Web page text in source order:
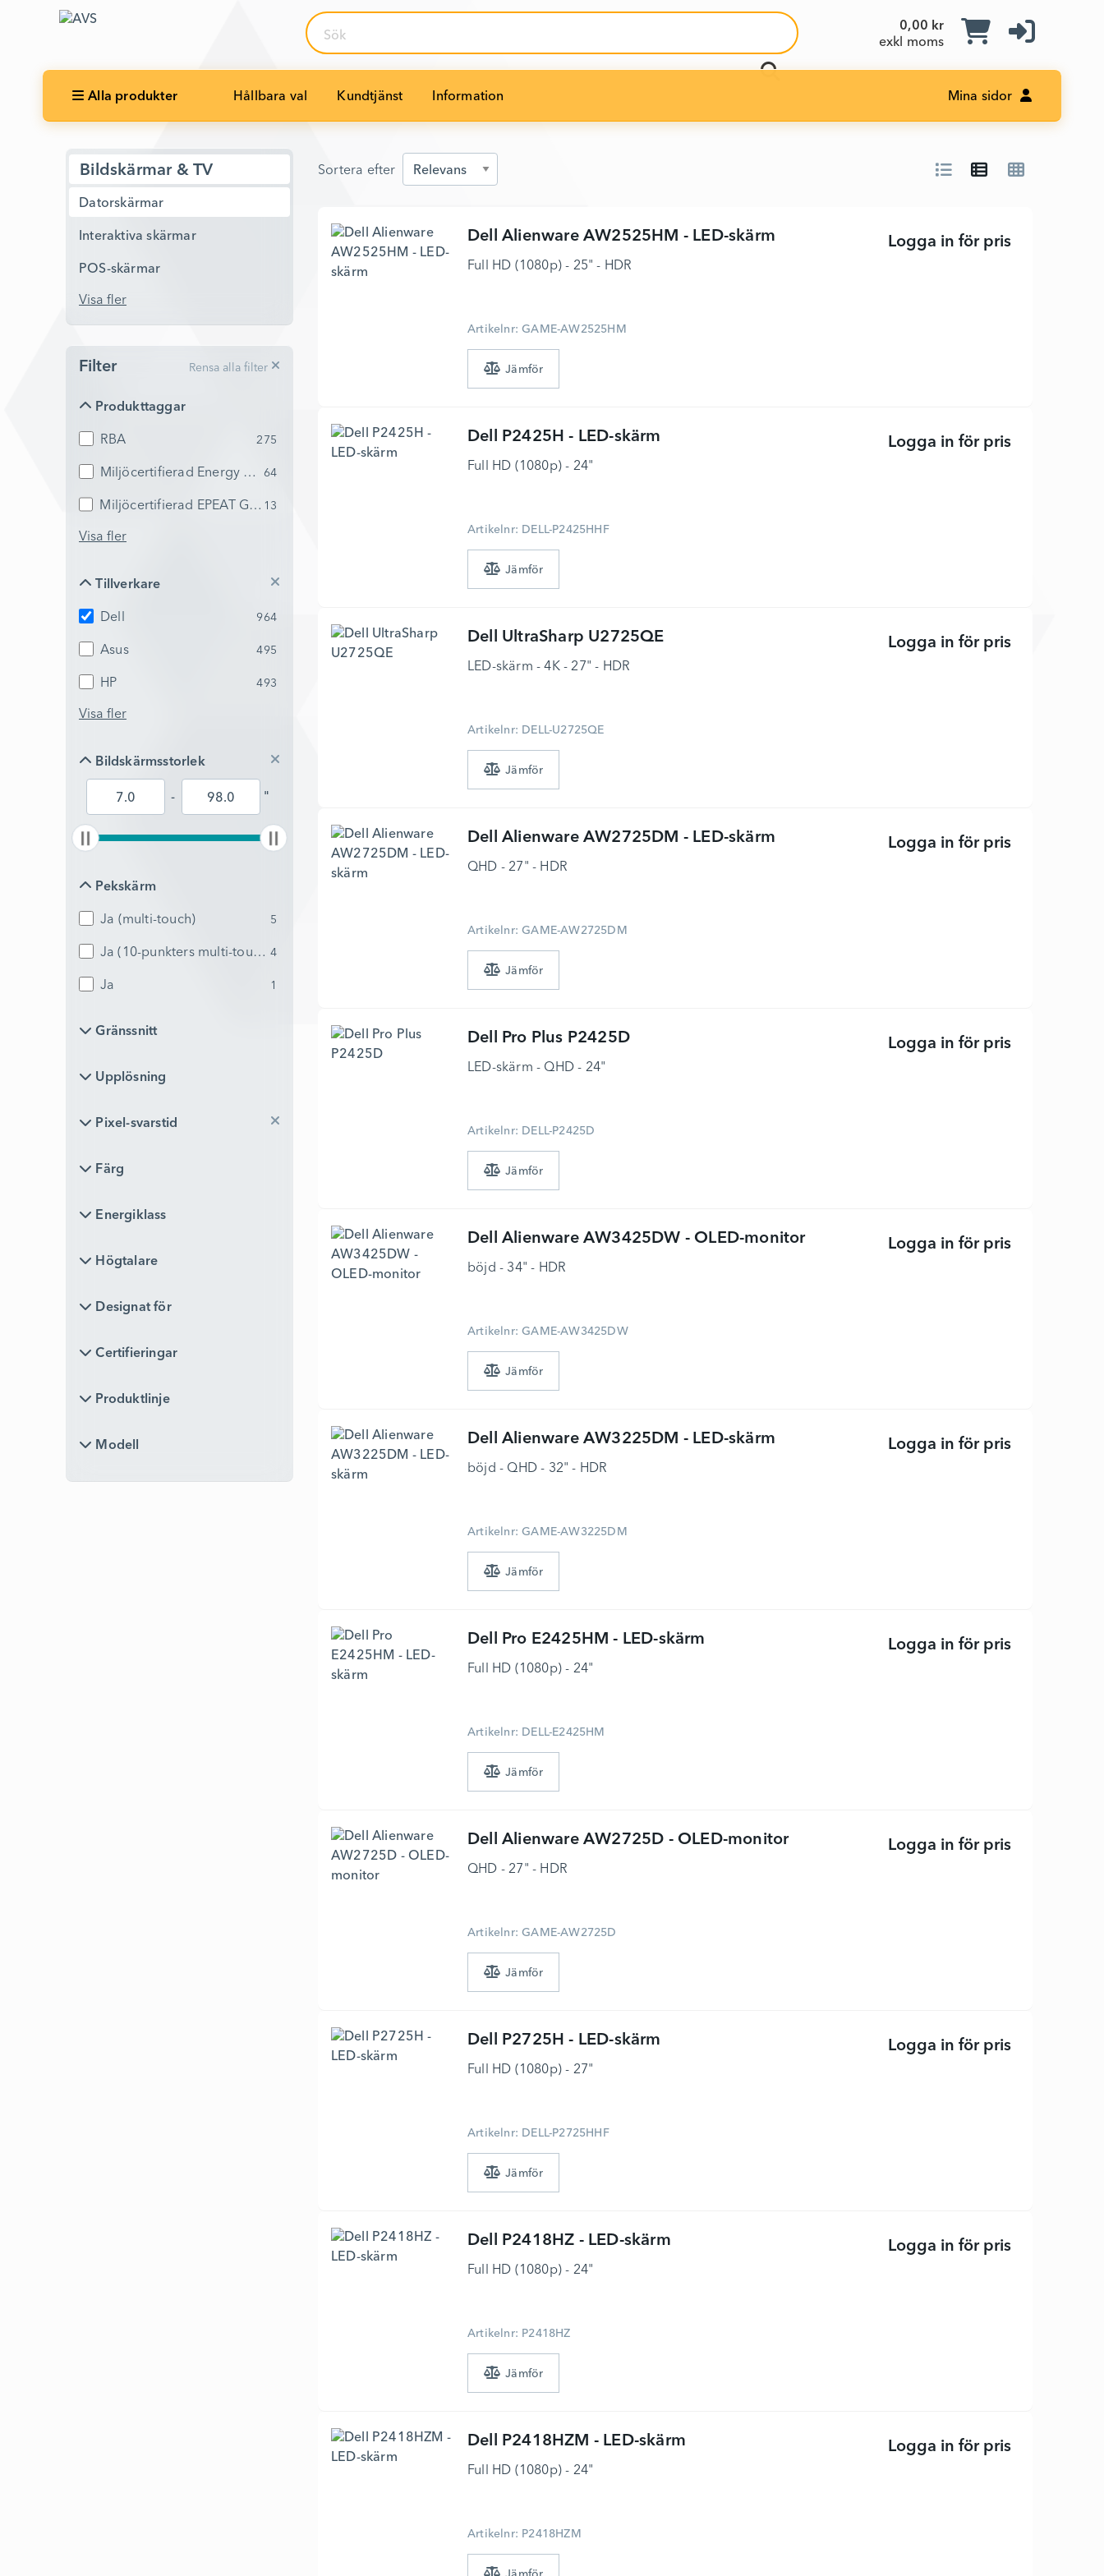
0,00 kr
exkl moms
Sök
Alla produkter Hållbara val Kundtjänst Information Mina sidor
Bildskärmar & TV
Datorskärmar
Interaktiva skärmar
POS-skärmar
Visa fler
Filter Rensa alla filter
Produkttaggar
Produkttaggar
RBA 275
Miljöcertifierad Energy Star64
Miljöcertifierad EPEAT Gold13
Visa fler
Tillverkare
Tillverkare
Dell 964
Asus 495
HP 493
Visa fler
Bildskärmsstorlek
Bildskärmsstorlek
- "
Pekskärm
Pekskärm
Ja (multi-touch) 5
Ja (10-punkters multi-touch)4
Ja 1
Gränssnitt
Gränssnitt
Upplösning
Upplösning
Pixel-svarstid
Pixel-svarstid
Färg
Energiklass
Energiklass
Högtalare
Högtalare
Designat för
Designat för
Certifieringar
Certifieringar
Produktlinje
Produktlinje
Modell
Modell
Sortera efter
Sortera efter
Dell Alienware AW2525HM - LED-skärm
Full HD (1080p) - 25" - HDR
Artikelnr: GAME-AW2525HM
Logga in för pris
Dell P2425H - LED-skärm
Full HD (1080p) - 24"
Artikelnr: DELL-P2425HHF
Logga in för pris
Dell UltraSharp U2725QE
LED-skärm - 4K - 27" - HDR
Artikelnr: DELL-U2725QE
Logga in för pris
Dell Alienware AW2725DM - LED-skärm
QHD - 27" - HDR
Artikelnr: GAME-AW2725DM
Logga in för pris
Dell Pro Plus P2425D
LED-skärm - QHD - 24"
Artikelnr: DELL-P2425D
Logga in för pris
Dell Alienware AW3425DW - OLED-monitor
böjd - 34" - HDR
Artikelnr: GAME-AW3425DW
Logga in för pris
Dell Alienware AW3225DM - LED-skärm
böjd - QHD - 32" - HDR
Artikelnr: GAME-AW3225DM
Logga in för pris
Dell Pro E2425HM - LED-skärm
Full HD (1080p) - 24"
Artikelnr: DELL-E2425HM
Logga in för pris
Dell Alienware AW2725D - OLED-monitor
QHD - 27" - HDR
Artikelnr: GAME-AW2725D
Logga in för pris
Dell P2725H - LED-skärm
Full HD (1080p) - 27"
Artikelnr: DELL-P2725HHF
Logga in för pris
Dell P2418HZ - LED-skärm
Full HD (1080p) - 24"
Artikelnr: P2418HZ
Logga in för pris
Dell P2418HZM - LED-skärm
Full HD (1080p) - 24"
Artikelnr: P2418HZM
Logga in för pris